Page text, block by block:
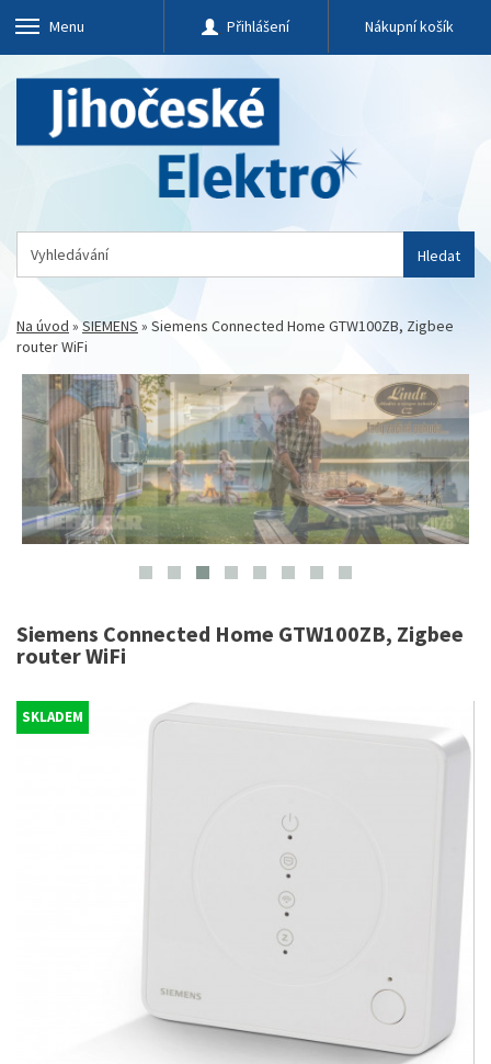
Menu Přihlášení Nákupní košík
Hledat
Na úvod »SIEMENS » Siemens Connected Home GTW100ZB, Zigbee
router WiFi
Siemens Connected Home GTW100ZB, Zigbee
router WiFi
SKLADEM